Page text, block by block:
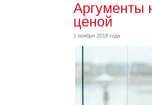
Аргументы
ценой
1 ноября 2018 года